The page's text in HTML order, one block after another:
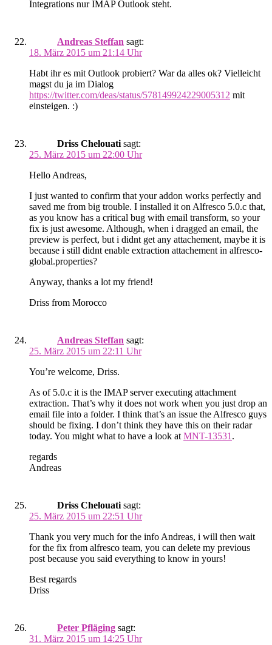
Integrations nur IMAP Outlook steht.
Andreas Steffan sagt:
18. März 2015 um 21:14 Uhr
Habt ihr es mit Outlook probiert? War da alles ok? Vielleicht
magst du ja im Dialog
https://twitter.com/deas/status/578149924229005312 mit
einsteigen. :)
Driss Chelouati sagt:
25. März 2015 um 22:00 Uhr
Hello Andreas,
I just wanted to confirm that your addon works perfectly and
saved me from big trouble. I installed it on Alfresco 5.0.c that,
as you know has a critical bug with email transform, so your
fix is just awesome. Although, when i dragged an email, the
preview is perfect, but i didnt get any attachement, maybe it is
because i still didnt enable extraction attachement in alfresco-
global.properties?
Anyway, thanks a lot my friend!
Driss from Morocco
Andreas Steffan sagt:
25. März 2015 um 22:11 Uhr
You’re welcome, Driss.
As of 5.0.c it is the IMAP server executing attachment
extraction. That’s why it does not work when you just drop an
email file into a folder. I think that’s an issue the Alfresco guys
should be fixing. I don’t think they have this on their radar
today. You might what to have a look at MNT-13531 .
regards
Andreas
Driss Chelouati sagt:
25. März 2015 um 22:51 Uhr
Thank you very much for the info Andreas, i will then wait
for the fix from alfresco team, you can delete my previous
post because you said everything to know in yours!
Best regards
Driss
Peter Pfläging sagt:
31. März 2015 um 14:25 Uhr